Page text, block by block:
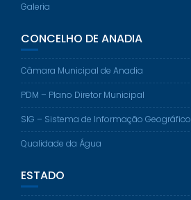
Galeria
CONCELHO DE ANADIA
Câmara Municipal de Anadia
PDM – Plano Diretor Municipal
SIG – Sistema de Informação Geográfico
Qualidade da Água
ESTADO